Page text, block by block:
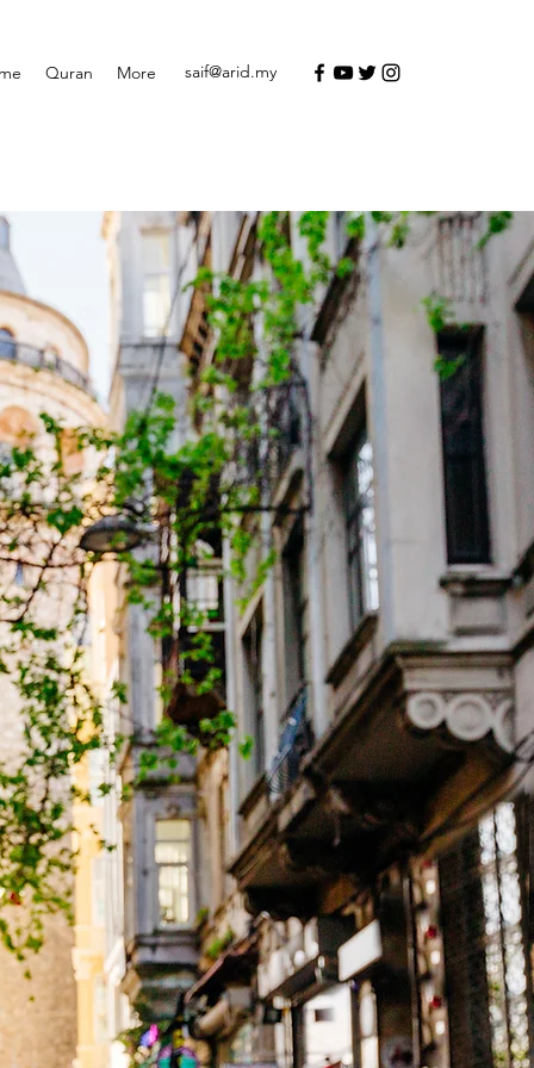
Quran More saif@arid.my